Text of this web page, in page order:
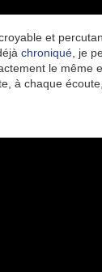
et
chroniqué , je
le même
à chaque